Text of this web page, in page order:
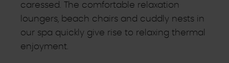
caressed. The comfortable relaxation
loungers, beach chairs and cuddly nests in
our spa quickly give rise to relaxing thermal
enjoyment.